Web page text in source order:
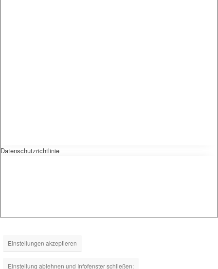
Datenschutzrichtlinie
Einstellungen akzeptieren
Einstellung ablehnen und Infofenster schließen: